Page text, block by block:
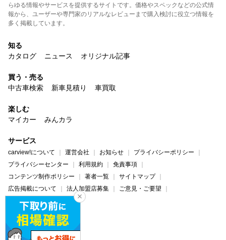
らゆる情報やサービスを提供するサイトです。価格やスペックなどの公式情
報から、ユーザーや専門家のリアルなレビューまで購入検討に役立つ情報を
多く掲載しています。
知る
カタログ
ニュース オリジナル記事
買う・売る
中古車検索
新車見積り 車買取
楽しむ
マイカー
みんカラ
サービス
carview!について 運営会社 お知らせ
プライバシーポリシー
プライバシーセンター
利用規約
免責事項
コンテンツ制作ポリシー
著者一覧
サイトマップ
広告掲載について
法人加盟店募集
ご意見・ご要望
ヘルプ・お問い合わせ
carview! Yahoo! JAPAN